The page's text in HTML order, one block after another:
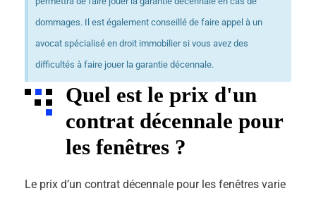
dommages. Il est également conseillé de faire appel à un
avocat spécialisé en droit immobilier si vous avez des
difficultés à faire jouer la garantie décennale.
Quel est le prix d'un
contrat décennale pour
les fenêtres ?
Le prix d’un contrat décennale pour les fenêtres varie